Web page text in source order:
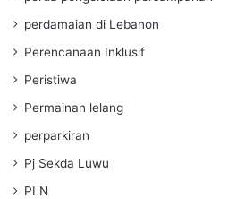
perdamaian di Lebanon
Perencanaan Inklusif
Peristiwa
Permainan lelang
perparkiran
Pj Sekda Luwu
PLN